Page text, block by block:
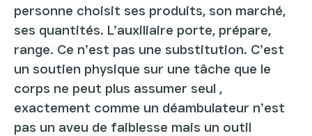
personne choisit ses produits, son marché,
ses quantités. L’auxiliaire porte, prépare,
range. Ce n’est pas une substitution. C’est
un soutien physique sur une tâche que le
corps ne peut plus assumer seul ,
exactement comme un déambulateur n’est
pas un aveu de faiblesse mais un outil